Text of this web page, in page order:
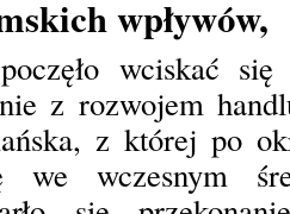
wpływów,
poczęło wciskać
z rozwojem
z której po
we wczesnym